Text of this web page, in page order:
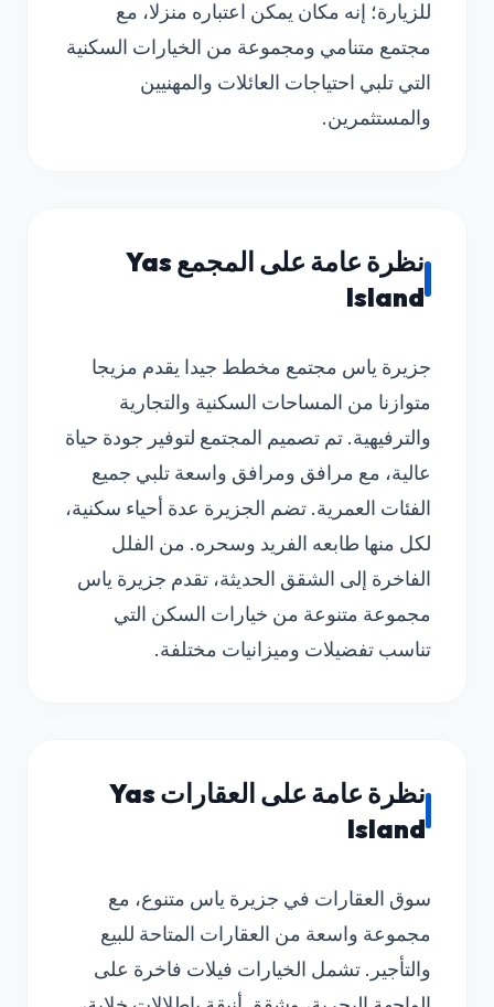
للزيارة؛ إنه مكان يمكن اعتباره منزلا، مع
مجتمع متنامي ومجموعة من الخيارات السكنية
التي تلبي احتياجات العائلات والمهنيين
والمستثمرين.
نظرة عامة على المجمع Yas
Island
جزيرة ياس مجتمع مخطط جيدا يقدم مزيجا
متوازنا من المساحات السكنية والتجارية
والترفيهية. تم تصميم المجتمع لتوفير جودة حياة
عالية، مع مرافق ومرافق واسعة تلبي جميع
الفئات العمرية. تضم الجزيرة عدة أحياء سكنية،
لكل منها طابعه الفريد وسحره. من الفلل
الفاخرة إلى الشقق الحديثة، تقدم جزيرة ياس
مجموعة متنوعة من خيارات السكن التي
تناسب تفضيلات وميزانيات مختلفة.
نظرة عامة على العقارات Yas
Island
سوق العقارات في جزيرة ياس متنوع، مع
مجموعة واسعة من العقارات المتاحة للبيع
والتأجير. تشمل الخيارات فيلات فاخرة على